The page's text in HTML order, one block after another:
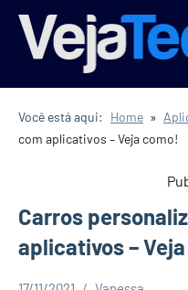
Pular
para
conteúdo
Você está aqui: Home
com aplicativos – Veja como!
Carros
aplicativos –